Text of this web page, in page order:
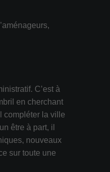
C’est à
en cherchant
compléter la ville
être à part, il
nouveaux
sur toute une